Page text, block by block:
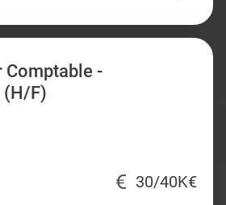
Comptable -
(H/F)
30/40K€